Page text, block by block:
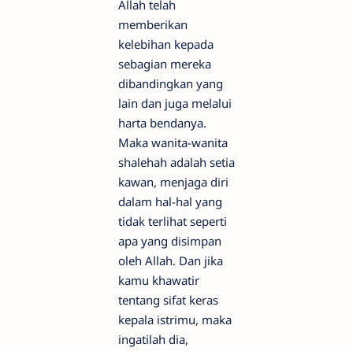
Allah telah
memberikan
kelebihan kepada
sebagian mereka
dibandingkan yang
lain dan juga melalui
harta bendanya.
Maka wanita-wanita
shalehah adalah setia
kawan, menjaga diri
dalam hal-hal yang
tidak terlihat seperti
apa yang disimpan
oleh Allah. Dan jika
kamu khawatir
tentang sifat keras
kepala istrimu, maka
ingatilah dia,